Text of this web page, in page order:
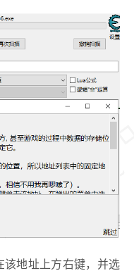
该地址上方右键，并选